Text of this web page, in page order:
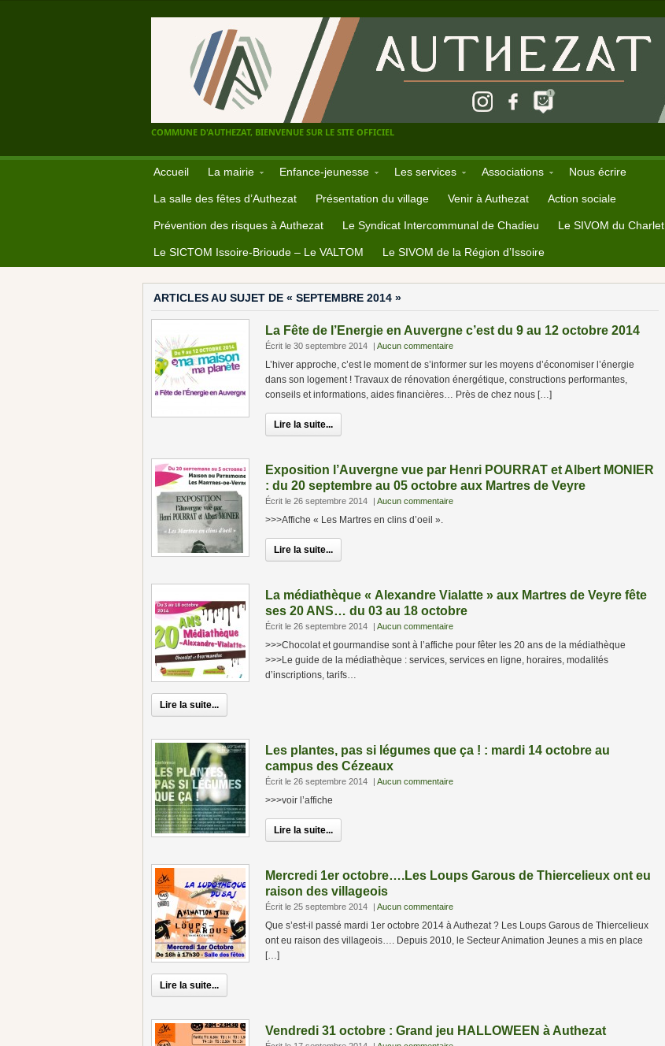
COMMUNE D'AUTHEZAT, BIENVENUE SUR LE SITE OFFICIEL
Accueil La mairie Enfance-jeunesse Les services Associations Nous écrire
La salle des fêtes d’Authezat Présentation du village Venir à Authezat Action sociale
Prévention des risques à Authezat Le Syndicat Intercommunal de Chadieu Le SIVOM du Charlet
Le SICTOM Issoire-Brioude – Le VALTOM Le SIVOM de la Région d’Issoire
ARTICLES AU SUJET DE « SEPTEMBRE 2014 »
La Fête de l’Energie en Auvergne c’est du 9 au 12 octobre 2014
Écrit le 30 septembre 2014 | Aucun commentaire
L’hiver approche, c’est le moment de s’informer sur les moyens d’économiser l’énergie
dans son logement ! Travaux de rénovation énergétique, constructions performantes,
conseils et informations, aides financières… Près de chez nous […]
Lire la suite...
Exposition l’Auvergne vue par Henri POURRAT et Albert MONIER
: du 20 septembre au 05 octobre aux Martres de Veyre
Écrit le 26 septembre 2014 | Aucun commentaire
>>>Affiche « Les Martres en clins d’oeil ».
Lire la suite...
La médiathèque « Alexandre Vialatte » aux Martres de Veyre fête
ses 20 ANS… du 03 au 18 octobre
Écrit le 26 septembre 2014 | Aucun commentaire
>>>Chocolat et gourmandise sont à l’affiche pour fêter les 20 ans de la médiathèque
>>>Le guide de la médiathèque : services, services en ligne, horaires, modalités
d’inscriptions, tarifs…
Lire la suite...
Les plantes, pas si légumes que ça ! : mardi 14 octobre au
campus des Cézeaux
Écrit le 26 septembre 2014 | Aucun commentaire
>>>voir l’affiche
Lire la suite...
Mercredi 1er octobre….Les Loups Garous de Thiercelieux ont eu
raison des villageois
Écrit le 25 septembre 2014 | Aucun commentaire
Que s’est-il passé mardi 1er octobre 2014 à Authezat ? Les Loups Garous de Thiercelieux
ont eu raison des villageois…. Depuis 2010, le Secteur Animation Jeunes a mis en place
[…]
Lire la suite...
Vendredi 31 octobre : Grand jeu HALLOWEEN à Authezat